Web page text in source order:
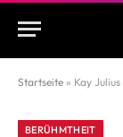
Startseite » Kay
BERÜHMTHEIT